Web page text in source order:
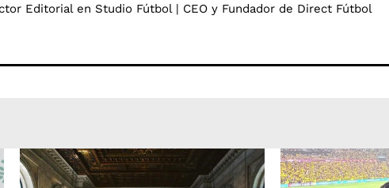
Editorial en Studio Fútbol | CEO y Fundador de Direct Fútbol